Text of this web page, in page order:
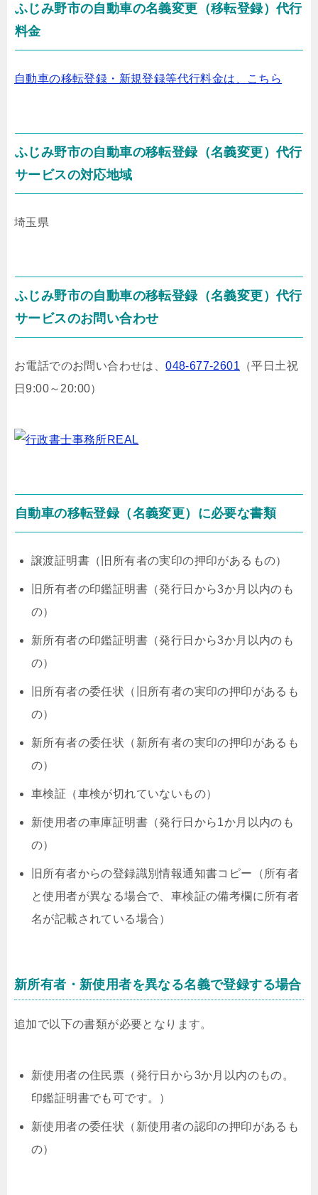
ふじみ野市の自動車の名義変更（移転登録）代行
料金
自動車の移転登録・新規登録等代行料金は、こちら
ふじみ野市の自動車の移転登録（名義変更）代行
サービスの対応地域
埼玉県
ふじみ野市の自動車の移転登録（名義変更）代行
サービスのお問い合わせ
お電話でのお問い合わせは、048-677-2601 （平日土祝
日9:00～20:00）
自動車の移転登録（名義変更）に必要な書類
譲渡証明書（旧所有者の実印の押印があるもの）
旧所有者の印鑑証明書（発行日から3か月以内のも
の）
新所有者の印鑑証明書（発行日から3か月以内のも
の）
旧所有者の委任状（旧所有者の実印の押印があるも
の）
新所有者の委任状（新所有者の実印の押印があるも
の）
車検証（車検が切れていないもの）
新使用者の車庫証明書（発行日から1か月以内のも
の）
旧所有者からの登録識別情報通知書コピー（所有者
と使用者が異なる場合で、車検証の備考欄に所有者
名が記載されている場合）
新所有者・新使用者を異なる名義で登録する場合
追加で以下の書類が必要となります。
新使用者の住民票（発行日から3か月以内のもの。
印鑑証明書でも可です。）
新使用者の委任状（新使用者の認印の押印があるも
の）